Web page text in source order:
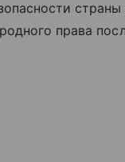
страны
права